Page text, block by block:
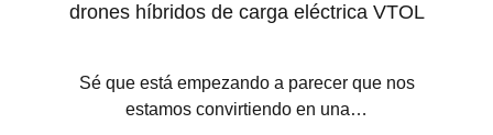
drones híbridos de carga eléctrica VTOL
Sé que está empezando a parecer que nos
estamos convirtiendo en una…